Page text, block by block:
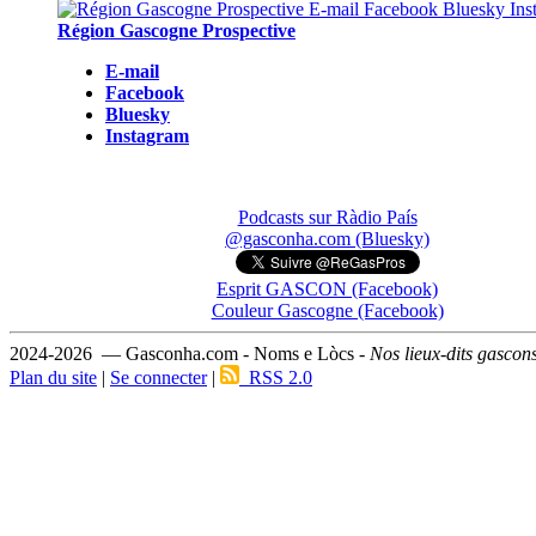
Région Gascogne Prospective
E-mail
Facebook
Bluesky
Instagram
Podcasts sur Ràdio País
@gasconha.com (Bluesky)
Esprit GASCON (Facebook)
Couleur Gascogne (Facebook)
2024-2026 — Gasconha.com - Noms e Lòcs - Nos lieux-dits
Plan du site | Se connecter| RSS 2.0